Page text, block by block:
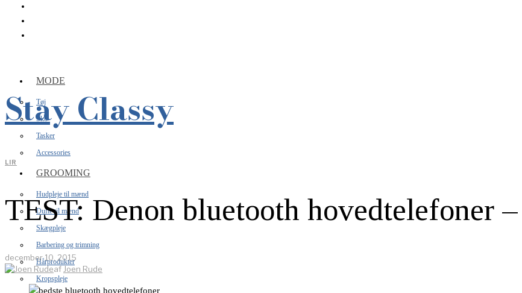
MODE
Tøj
Sko
Tasker
Accessories
GROOMING
Hudpleje til mænd
Dufte til mænd
Skægpleje
Barbering og trimning
Hårprodukter
Kropspleje
Stay Classy
LIR
TEST: Denon bluetooth hovedtelefoner
december 10, 2015
af Joen Rude